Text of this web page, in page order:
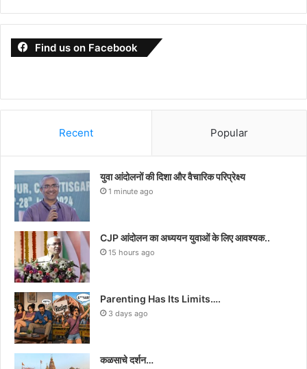
Find us on Facebook
Recent Popular
युवा आंदोलनों की दिशा और वैचारिक परिप्रेक्ष्य
1 minute ago
CJP आंदोलन का अध्ययन युवाओं के लिए आवश्यक..
15 hours ago
Parenting Has Its Limits….
3 days ago
कळसाचे दर्शन…